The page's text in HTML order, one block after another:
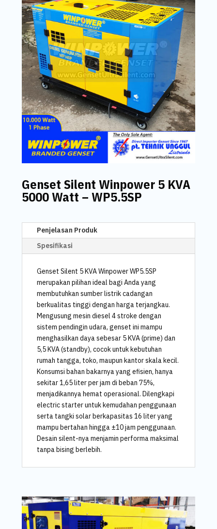
Genset Silent Winpower 5 KVA
5000 Watt – WP5.5SP
Penjelasan Produk
Spesifikasi
Genset Silent 5 KVA Winpower WP5.5SP
merupakan pilihan ideal bagi Anda yang
membutuhkan sumber listrik cadangan
berkualitas tinggi dengan harga terjangkau.
Mengusung mesin diesel 4 stroke dengan
sistem pendingin udara, genset ini mampu
menghasilkan daya sebesar 5 KVA (prime) dan
5,5 KVA (standby), cocok untuk kebutuhan
rumah tangga, toko, maupun kantor skala kecil.
Konsumsi bahan bakarnya yang efisien, hanya
sekitar 1,65 liter per jam di beban 75%,
menjadikannya hemat operasional. Dilengkapi
electric starter untuk kemudahan penggunaan
serta tangki solar berkapasitas 16 liter yang
mampu bertahan hingga ±10 jam penggunaan.
Desain silent-nya menjamin performa maksimal
tanpa bising berlebih.